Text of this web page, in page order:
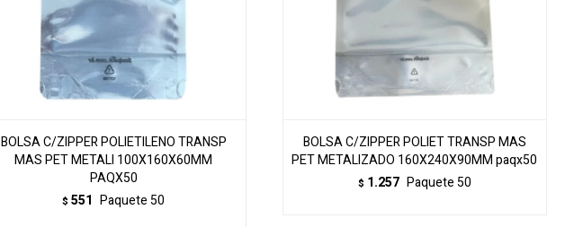
BOLSA C/ZIPPER POLIETILENO TRANSP
MAS PET METALI 100X160X60MM
PAQX50
$ 551 Paquete 50
BOLSA C/ZIPPER POLIET TRANSP MAS
PET METALIZADO 160X240X90MM paqx50
$ 1.257 Paquete 50